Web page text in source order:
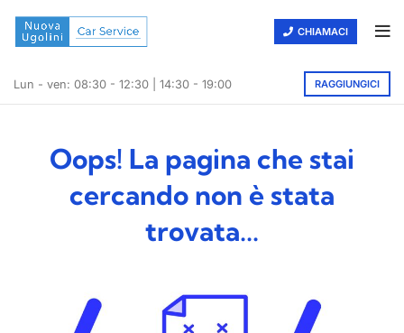
CHIAMACI
Lun - ven: 08:30 - 12:30 | 14:30 - 19:00 RAGGIUNGICI
Oops! La pagina che stai
cercando non è stata
trovata...